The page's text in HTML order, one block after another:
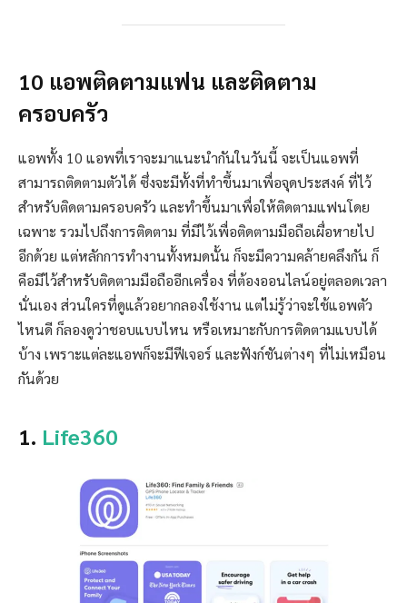
10 แอพติดตามแฟน และติดตาม
ครอบครัว
แอพทั้ง 10 แอพที่เราจะมาแนะนำกันในวันนี้ จะเป็นแอพที่
สามารถติดตามตัวได้ ซึ่งจะมีทั้งที่ทำขึ้นมาเพื่อจุดประสงค์ ที่ไว้
สำหรับติดตามครอบครัว และทำขึ้นมาเพื่อให้ติดตามแฟนโดย
เฉพาะ รวมไปถึงการติดตาม ที่มีไว้เพื่อติดตามมือถือเผื่อหายไป
อีกด้วย แต่หลักการทำงานทั้งหมดนั้น ก็จะมีความคล้ายคลึงกัน ก็
คือมีไว้สำหรับติดตามมือถืออีกเครื่อง ที่ต้องออนไลน์อยู่ตลอดเวลา
นั่นเอง ส่วนใครที่ดูแล้วอยากลองใช้งาน แต่ไม่รู้ว่าจะใช้แอพตัว
ไหนดี ก็ลองดูว่าชอบแบบไหน หรือเหมาะกับการติดตามแบบได้
บ้าง เพราะแต่ละแอพก็จะมีฟีเจอร์ และฟังก์ชันต่างๆ ที่ไม่เหมือน
กันด้วย
1. Life360